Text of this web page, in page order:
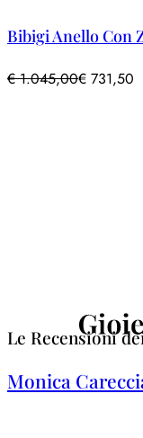
Bibigi Anello Con
€1.045,00€ 731,50
Le Recensioni
Monica